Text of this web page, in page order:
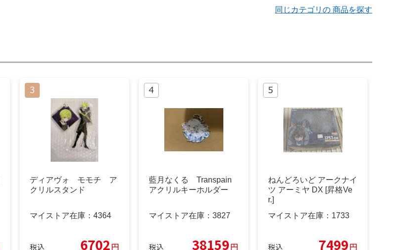
同じカテゴリの 商品を探す
ディアヴォ モモチ ア
クリルスタンド
マイストア在庫： 4364
税込 6702円
藍月なくる Transpain
アクリルキーホルダー
マイストア在庫： 3827
税込 38159円
ねんどろいど アークナイ
ツ アーミヤ DX [昇格Ve
r.]
マイストア在庫： 1733
税込 7499円